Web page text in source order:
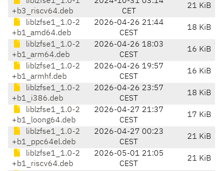
+b3_riscv64.deb
CET
21 KiB
liblzfse1_1.0-2
+b1_amd64.deb
2026-04-26 21:44
CEST
18 KiB
liblzfse1_1.0-2
+b1_arm64.deb
2026-04-26 18:03
CEST
16 KiB
liblzfse1_1.0-2
+b1_armhf.deb
2026-04-26 19:57
CEST
16 KiB
liblzfse1_1.0-2
+b1_i386.deb
2026-04-26 23:57
CEST
18 KiB
liblzfse1_1.0-2
+b1_loong64.deb
2026-04-27 21:37
CEST
17 KiB
liblzfse1_1.0-2
+b1_ppc64el.deb
2026-04-27 00:23
CEST
21 KiB
liblzfse1_1.0-2
+b1_riscv64.deb
2026-05-01 21:05
CEST
21 KiB